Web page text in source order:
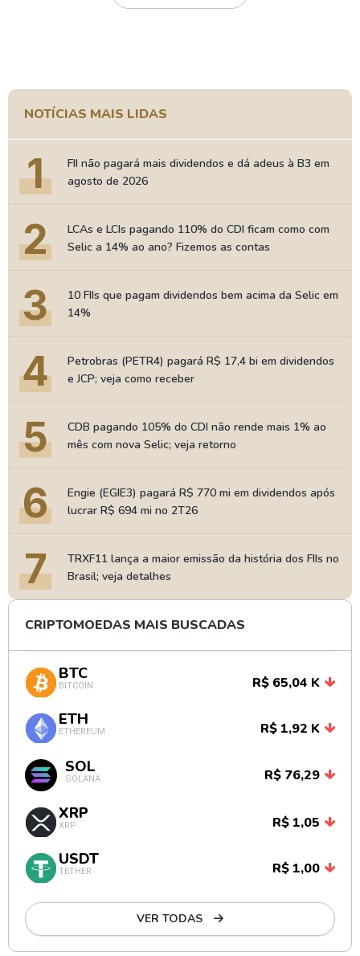
NOTÍCIAS MAIS LIDAS
1
FII não pagará mais dividendos e dá adeus à B3 em
agosto de 2026
2
LCAs e LCIs pagando 110% do CDI ficam como com
Selic a 14% ao ano? Fizemos as contas
3
10 FIIs que pagam dividendos bem acima da Selic em
14%
4
Petrobras (PETR4) pagará R$ 17,4 bi em dividendos
e JCP; veja como receber
5
CDB pagando 105% do CDI não rende mais 1% ao
mês com nova Selic; veja retorno
6
Engie (EGIE3) pagará R$ 770 mi em dividendos após
lucrar R$ 694 mi no 2T26
7
TRXF11 lança a maior emissão da história dos FIIs no
Brasil; veja detalhes
CRIPTOMOEDAS MAIS BUSCADAS
BTC
BITCOIN R$ 65,04 K
ETH
ETHEREUM R$ 1,92 K
SOL
SOLANA R$ 76,29
XRP
XRP R$ 1,05
USDT
TETHER R$ 1,00
VER TODAS